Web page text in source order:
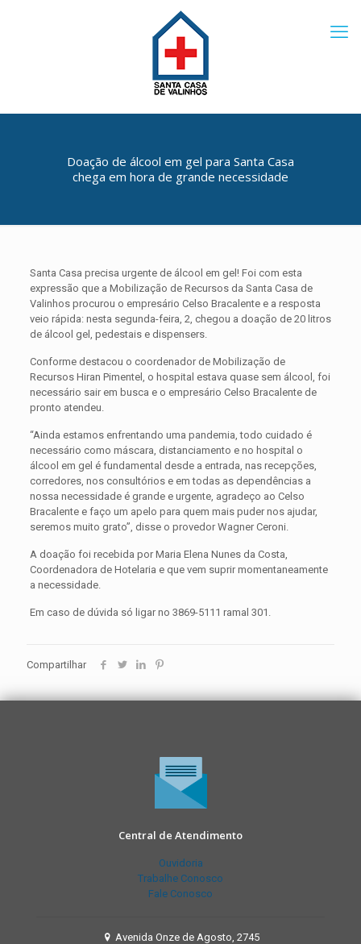
Doação de álcool em gel para Santa Casa
chega em hora de grande necessidade
Santa Casa precisa urgente de álcool em gel! Foi com esta
expressão que a Mobilização de Recursos da Santa Casa de
Valinhos procurou o empresário Celso Bracalente e a resposta
veio rápida: nesta segunda-feira, 2, chegou a doação de 20 litros
de álcool gel, pedestais e dispensers.
Conforme destacou o coordenador de Mobilização de
Recursos Hiran Pimentel, o hospital estava quase sem álcool, foi
necessário sair em busca e o empresário Celso Bracalente de
pronto atendeu.
“Ainda estamos enfrentando uma pandemia, todo cuidado é
necessário como máscara, distanciamento e no hospital o
álcool em gel é fundamental desde a entrada, nas recepções,
corredores, nos consultórios e em todas as dependências a
nossa necessidade é grande e urgente, agradeço ao Celso
Bracalente e faço um apelo para quem mais puder nos ajudar,
seremos muito grato”, disse o provedor Wagner Ceroni.
A doação foi recebida por Maria Elena Nunes da Costa,
Coordenadora de Hotelaria e que vem suprir momentaneamente
a necessidade.
Em caso de dúvida só ligar no 3869-5111 ramal 301.
Compartilhar
Central de Atendimento
Ouvidoria
Trabalhe Conosco
Fale Conosco
Avenida Onze de Agosto, 2745